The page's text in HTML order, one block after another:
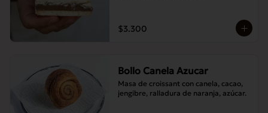
$3.300
Bollo Canela Azucar
Masa de croissant con canela, cacao,
jengibre, ralladura de naranja, azúcar.